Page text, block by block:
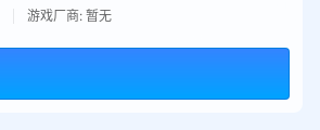
游戏厂商: 暂无